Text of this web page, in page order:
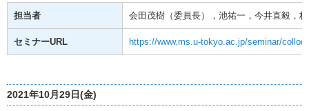
担当者 会田茂樹（委員長），池祐一，今井直毅，
セミナーURL https://www.ms.u-tokyo.ac.jp/seminar/
2021年10月29日(金)